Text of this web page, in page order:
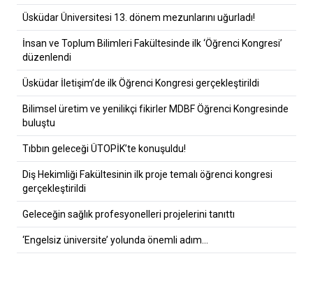
Üsküdar Üniversitesi 13. dönem mezunlarını uğurladı!
İnsan ve Toplum Bilimleri Fakültesinde ilk ‘Öğrenci Kongresi’
düzenlendi
Üsküdar İletişim’de ilk Öğrenci Kongresi gerçekleştirildi
Bilimsel üretim ve yenilikçi fikirler MDBF Öğrenci Kongresinde
buluştu
Tıbbın geleceği ÜTOPİK’te konuşuldu!
Diş Hekimliği Fakültesinin ilk proje temalı öğrenci kongresi
gerçekleştirildi
Geleceğin sağlık profesyonelleri projelerini tanıttı
‘Engelsiz üniversite’ yolunda önemli adım…